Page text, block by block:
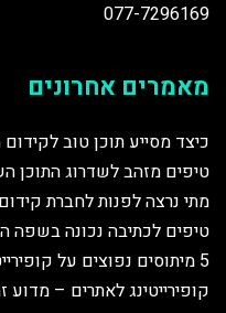
077-7296169
מאמרים אחרונים
כיצד מסייע תוכן טוב
טיפים מזהב לשדרוג התוכן
מתי נרצה לפנות לחברת
טיפים לכתיבה נכונה בשפה
5 מיתוסים נפוצים על קופירייטינג לאתר אינטרנט
קופירייטינג לאתרים –